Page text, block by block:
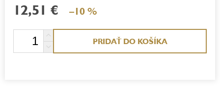
12,51 € –10 %
PRIDAŤ DO KOŠÍKA